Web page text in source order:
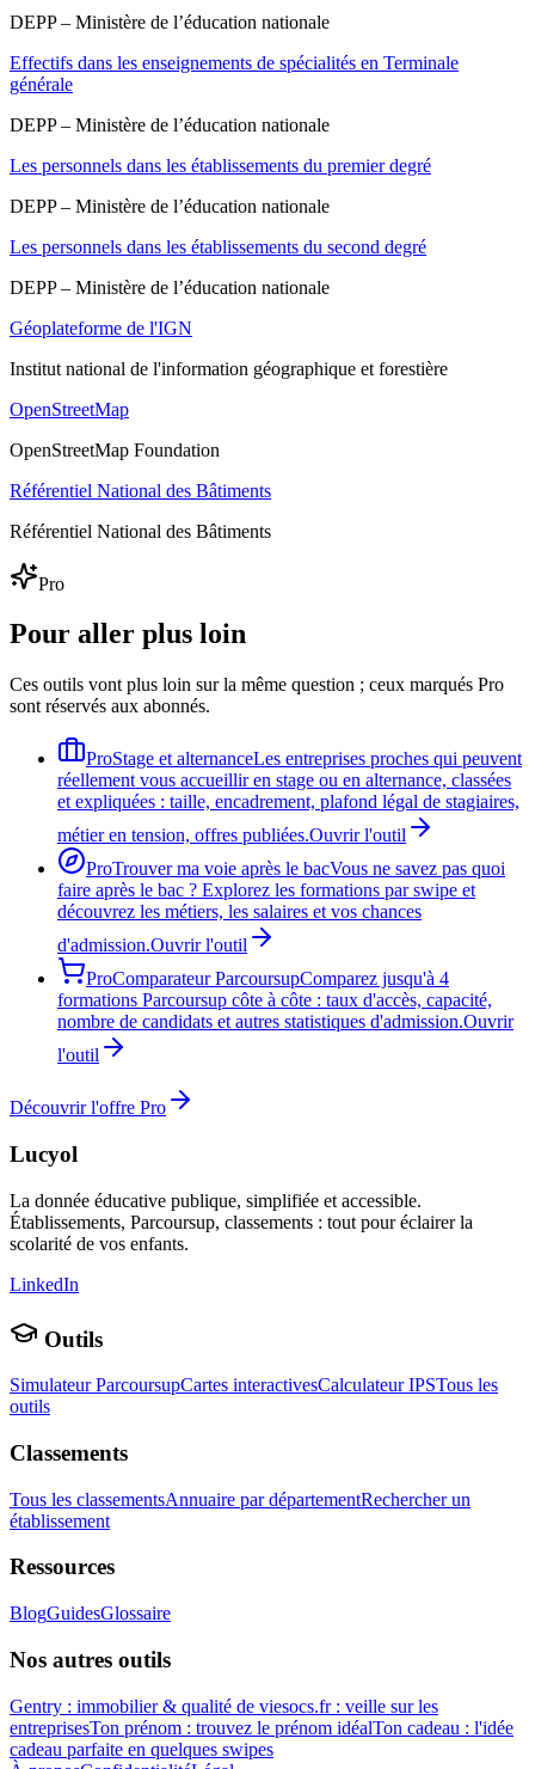
DEPP – Ministère de l’éducation nationale
Effectifs dans les enseignements de spécialités en Terminale
générale
DEPP – Ministère de l’éducation nationale
Les personnels dans les établissements du premier degré
DEPP – Ministère de l’éducation nationale
Les personnels dans les établissements du second degré
DEPP – Ministère de l’éducation nationale
Géoplateforme de l'IGN
Institut national de l'information géographique et forestière
OpenStreetMap
OpenStreetMap Foundation
Référentiel National des Bâtiments
Référentiel National des Bâtiments
Pro
Pour aller plus loin
Ces outils vont plus loin sur la même question ; ceux marqués Pro
sont réservés aux abonnés.
ProStage et alternanceLes entreprises proches qui peuvent
réellement vous accueillir en stage ou en alternance, classées
et expliquées : taille, encadrement, plafond légal de stagiaires,
métier en tension, offres publiées.Ouvrir l'outil
ProTrouver ma voie après le bacVous ne savez pas quoi
faire après le bac ? Explorez les formations par swipe et
découvrez les métiers, les salaires et vos chances
d'admission.Ouvrir l'outil
ProComparateur ParcoursupComparez jusqu'à 4
formations Parcoursup côte à côte : taux d'accès, capacité,
nombre de candidats et autres statistiques d'admission.Ouvrir
l'outil
Découvrir l'offre Pro
Lucyol
La donnée éducative publique, simplifiée et accessible.
Établissements, Parcoursup, classements : tout pour éclairer la
scolarité de vos enfants.
LinkedIn
Outils
Simulateur ParcoursupCartes interactivesCalculateur IPSTous les
outils
Classements
Tous les classementsAnnuaire par départementRechercher un
établissement
Ressources
BlogGuidesGlossaire
Nos autres outils
Gentry : immobilier & qualité de viesocs.fr : veille sur les
entreprisesTon prénom : trouvez le prénom idéalTon cadeau : l'idée
cadeau parfaite en quelques swipes